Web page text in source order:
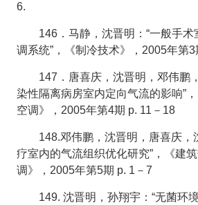
6.
146．马静，沈晋明：“一般手
调系统”，《制冷技术》，2005年第
147．唐喜庆，沈晋明，邓伟鹏
染性隔离病房室内定向气流的影响”
空调》，2005年第4期 p. 11－18
148.邓伟鹏，沈晋明，唐喜庆，
疗室内的气流组织优化研究”，《建
调》，2005年第5期 p. 1－7
149. 沈晋明，孙翔宇：“无菌环